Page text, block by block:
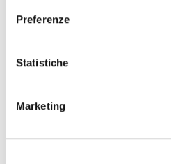
Preferenze
Statistiche
Marketing